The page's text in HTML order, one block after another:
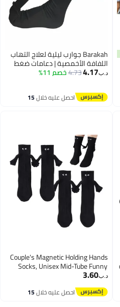
Barakah جوارب ليلية لعلاج التهاب
اللفافة الأخمصية | دعامات ضغط
للوتر العرقوبي وعلاج التهاب
لطيفًا طوال الليل | خفيفة الوزن |
أسود L XL
4.17
4.73خصم 11%
احصل عليه خلال15
اغسطس
Couple's Magnetic Holding Hands
Socks, Unisex Mid-Tube Funny
Matching Socks, Hand in Hand
Design, Perfect Gift for Couples (2
Black Pairs)
3.60
احصل عليه خلال15
اغسطس